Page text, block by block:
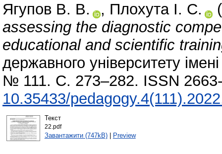
Ягупов В. В. , Плохута І. С.
assessing the diagnostic
educational and scientific
державного університету
№ 111. С. 273–282. ISSN
10.35433/
Текст
22.pdf
Завантажити (747kB)| Preview